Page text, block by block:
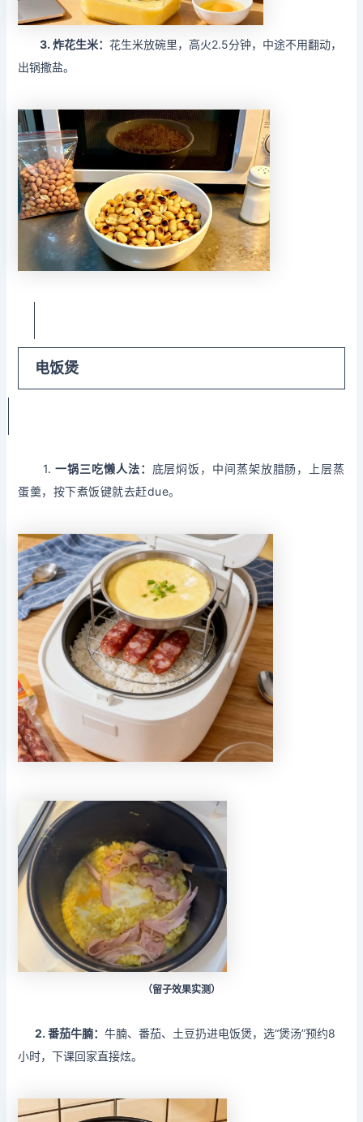
3.炸花生米：花生米放碗里，高火2.5分钟，中途不用翻动，
出锅撒盐。
电饭煲
1. 一锅三吃懒人法： 底层焖饭，中间蒸架放腊肠，上层蒸
蛋羹，按下煮饭键就去赶due。
（留子效果实测）
2. 番茄牛腩：牛腩、番茄、土豆扔进电饭煲，选“煲汤”预约8
小时，下课回家直接炫。